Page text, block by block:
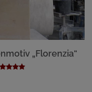
„Florenzia“